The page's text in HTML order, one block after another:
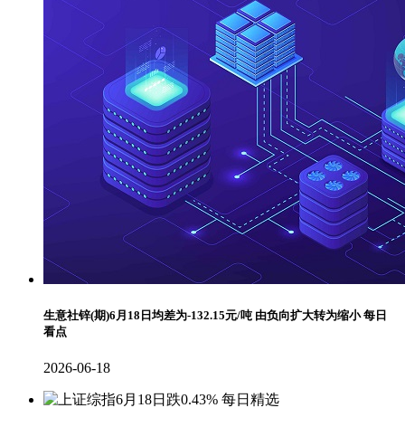
生意社锌(期)6月18日均差为-132.15元/吨 由负向扩大转为缩小 每日
看点
2026-06-18